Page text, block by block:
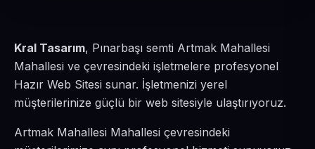
Kral Tasarım, Pınarbaşı semti Artmak Mahallesi
Mahallesi ve çevresindeki işletmelere profesyonel
Hazır Web Sitesi sunar. İşletmenizi yerel
müşterilerinize güçlü bir web sitesiyle ulaştırıyoruz.
Artmak Mahallesi Mahallesi çevresindeki